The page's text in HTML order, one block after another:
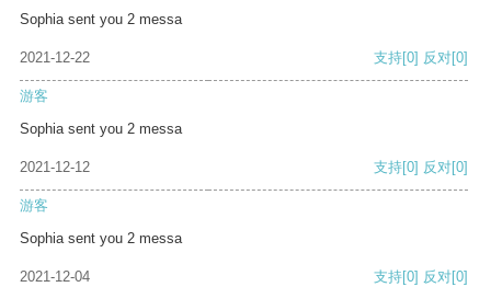
Sophia sent you 2 messa
2021-12-22 支持[0] 反对[0]
游客
Sophia sent you 2 messa
2021-12-12 支持[0] 反对[0]
游客
Sophia sent you 2 messa
2021-12-04 支持[0] 反对[0]